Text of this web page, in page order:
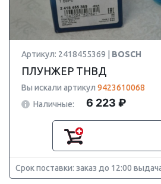
Артикул: 2418455369 | BOSCH
ПЛУНЖЕР ТНВД
Вы искали артикул 9423610068
Наличные:
6 223 ₽
Срок поставки: заказ до 12:00